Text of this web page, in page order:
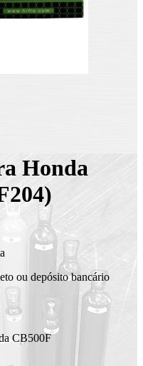
Honda
ou depósito bancário
CB500F